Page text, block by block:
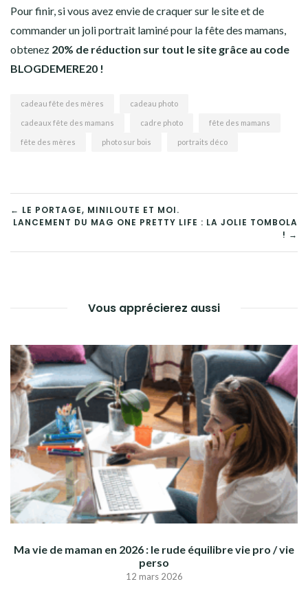
Pour finir, si vous avez envie de craquer sur le site et de
commander un joli portrait laminé pour la fête des mamans,
obtenez 20% de réduction sur tout le site grâce au code
BLOGDEMERE20 !
cadeau fête des mères cadeau photo
cadeaux fête des mamans cadre photo fête des mamans
fête des mères photo sur bois portraits déco
← LE PORTAGE, MINILOUTE ET MOI.
LANCEMENT DU MAG ONE PRETTY LIFE : LA JOLIE TOMBOLA
! →
Vous apprécierez aussi
Ma vie de maman en 2026 : le rude équilibre vie pro / vie
perso
12 mars 2026